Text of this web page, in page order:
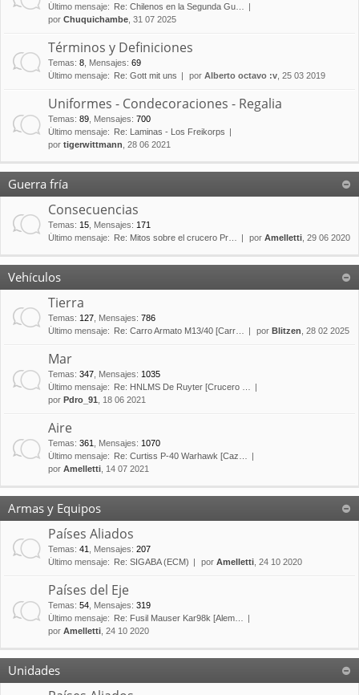
Último mensaje:
Re: Chilenos en la Segunda Gu…
por Chuquichambe , 31 07 2025
Términos y Definiciones
Temas: 8 Mensajes: 69
Último mensaje:
Re: Gott mit uns por Alberto octavo :v , 25 03 2019
Uniformes - Condecoraciones - Regalia
Temas: 89 Mensajes: 700
Último mensaje:
Re: Laminas - Los Freikorps
por tigerwittmann , 28 06 2021
Guerra fría
Consecuencias
Temas: 15 Mensajes: 171
Último mensaje:
Re: Mitos sobre el crucero Pr… por Amelletti , 29 06 2020
Vehículos
Tierra
Temas: 127 Mensajes: 786
Último mensaje:
Re: Carro Armato M13/40 [Carr… por Blitzen , 28 02 2025
Mar
Temas: 347 Mensajes: 1035
Último mensaje:
Re: HNLMS De Ruyter [Crucero …
por Pdro_91 , 18 06 2021
Aire
Temas: 361 Mensajes: 1070
Último mensaje:
Re: Curtiss P-40 Warhawk [Caz…
por Amelletti , 14 07 2021
Armas y Equipos
Países Aliados
Temas: 41 Mensajes: 207
Último mensaje:
Re: SIGABA (ECM) por Amelletti , 24 10 2020
Países del Eje
Temas: 54 Mensajes: 319
Último mensaje:
Re: Fusil Mauser Kar98k [Alem…
por Amelletti , 24 10 2020
Unidades